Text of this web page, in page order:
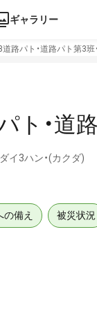
ギャラリー
路パト・道路パト第3班
ト・道
イ3ハン・(カクダ)
の備え 被災状況